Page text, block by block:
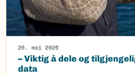
26. mai 2026
– Viktig å dele og
data